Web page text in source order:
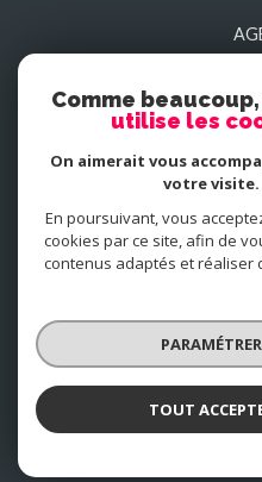
© 2026 | Tous droits réservés
BAREME SEDAN
BAREME
Comme
utilise les
On aimerait vous
votre visite.
En poursuivant, vous
cookies par ce site, afin de
contenus adaptés et réaliser
PARAMÉTRER
TOUT